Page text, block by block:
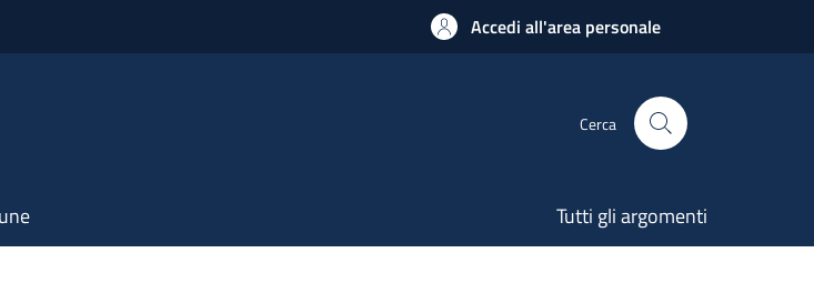
Accedi all'area personale
Cerca
Tutti gli argomenti